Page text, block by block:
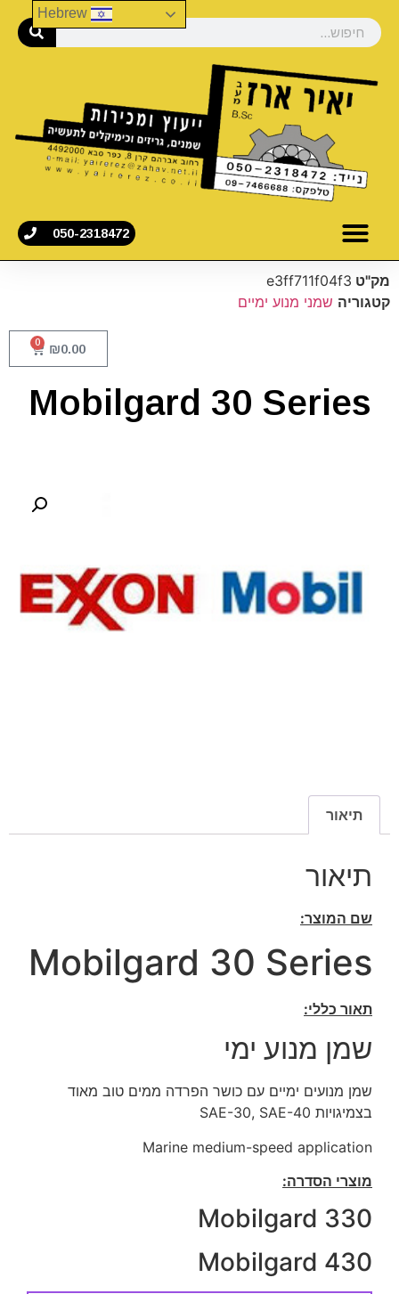
050-2318472
מק"ט e3ff711f04f3
קטגוריה שמני מנוע ימיים
₪0.00
0
Mobilgard 30 Series
תיאור
תיאור
שם המוצר:
Mobilgard 30 Series
תאור כללי:
שמן מנוע ימי
שמן מנועים ימיים עם כושר הפרדה ממים טוב מאוד
בצמיגויות SAE-30, SAE-40
Marine medium-speed application
מוצרי הסדרה:
Mobilgard 330
Mobilgard 430
Hebrew